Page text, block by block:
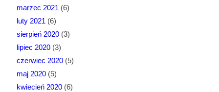
marzec 2021 (6)
luty 2021 (6)
sierpień 2020(3)
lipiec 2020(3)
czerwiec 2020(5)
maj 2020(5)
kwiecień 2020(6)